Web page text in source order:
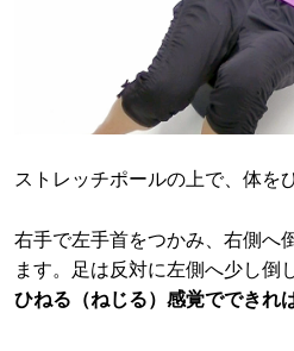
ストレッチポールの上で、体を
右手で左手首をつかみ、右側へ
ます。足は反対に左側へ少し倒
ひねる（ねじる）感覚でできれ